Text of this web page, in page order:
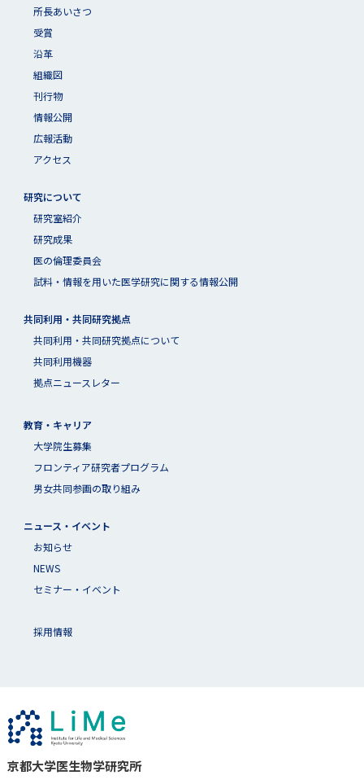
所長あいさつ
受賞
沿革
組織図
刊行物
情報公開
広報活動
アクセス
研究について
研究室紹介
研究成果
医の倫理委員会
試料・情報を用いた医学研究に関する情報公開
共同利用・共同研究拠点
共同利⽤・共同研究拠点について
共同利用機器
拠点ニュースレター
教育・キャリア
大学院生募集
フロンティア研究者プログラム
男女共同参画の取り組み
ニュース・イベント
お知らせ
NEWS
セミナー・イベント
採用情報
京都大学医生物学研究所